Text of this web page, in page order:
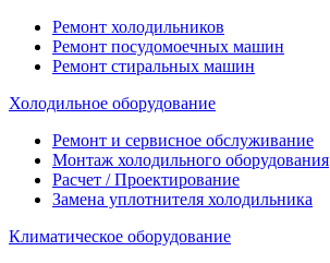
Ремонт холодильников
Ремонт посудомоечных машин
Ремонт стиральных машин
Холодильное оборудование
Ремонт и сервисное обслуживание
Монтаж холодильного оборудования
Расчет / Проектирование
Замена уплотнителя холодильника
Климатическое оборудование